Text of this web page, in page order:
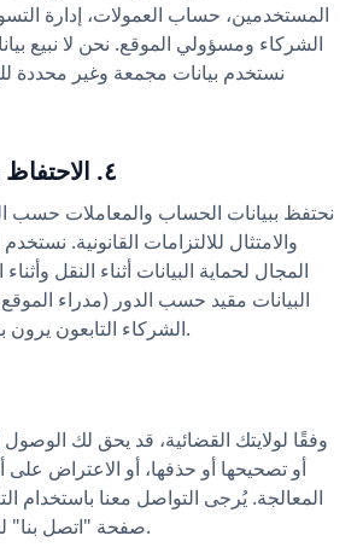
المستخدمين، حساب العمولات، إدارة
الشركاء ومسؤولي الموقع. نحن لا نبيع
نستخدم بيانات مجمعة وغير محددة
٤. الاحتفاظ بالبيانات والأمان
نحتفظ ببيانات الحساب والمعاملات حسب
والامتثال للالتزامات القانونية.
المجال لحماية البيانات أثناء النقل
البيانات مقيد حسب الدور (مدراء
الشركاء التابعون يرون بياناتهم الخاصة فقط).
وفقًا لولايتك القضائية، قد يحق لك
أو تصحيحها أو حذفها، أو الاعتراض
المعالجة. يُرجى التواصل معنا باستخدام
صفحة "اتصل بنا" لممارسة هذه الحقوق.